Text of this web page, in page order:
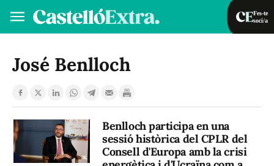
Fes-te
soci/a
VA
José Benlloch
Benlloch participa en una
sessió històrica del CPLR del
Consell d'Europa amb la crisi